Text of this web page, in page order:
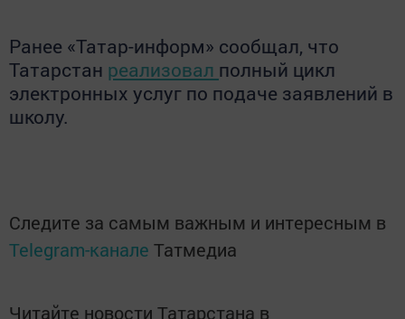
Ранее «Татар-информ» сообщал, что
Татарстан реализовал полный цикл
электронных услуг по подаче заявлений в
школу.
Следите за самым важным и интересным в
Telegram-канале Татмедиа
Читайте новости Татарстана в